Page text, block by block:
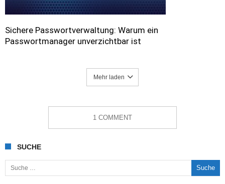
Sichere Passwortverwaltung: Warum ein
Passwortmanager unverzichtbar ist
Mehr laden
1 COMMENT
SUCHE
Suche nach: